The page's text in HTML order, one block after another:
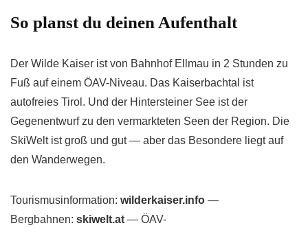
So planst du deinen Aufenthalt
Der Wilde Kaiser ist von Bahnhof Ellmau in 2 Stunden zu
Fuß auf einem ÖAV-Niveau. Das Kaiserbachtal ist
autofreies Tirol. Und der Hintersteiner See ist der
Gegenentwurf zu den vermarkteten Seen der Region. Die
SkiWelt ist groß und gut — aber das Besondere liegt auf
den Wanderwegen.
Tourismusinformation: wilderkaiser.info —
Bergbahnen: skiwelt.at — ÖAV-